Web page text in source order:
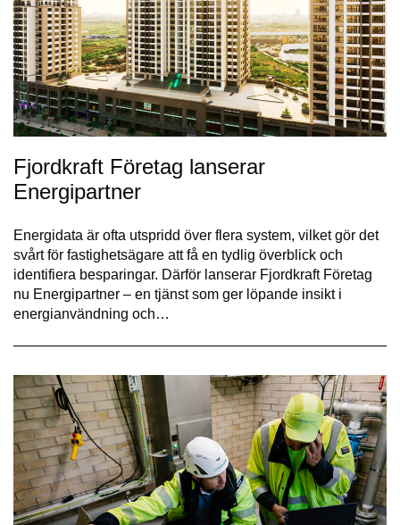
Fjordkraft Företag lanserar
Energipartner
Energidata är ofta utspridd över flera system, vilket gör det
svårt för fastighetsägare att få en tydlig överblick och
identifiera besparingar. Därför lanserar Fjordkraft Företag
nu Energipartner – en tjänst som ger löpande insikt i
energianvändning och…